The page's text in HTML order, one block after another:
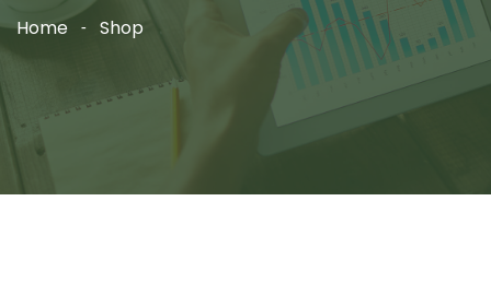
Home Shop